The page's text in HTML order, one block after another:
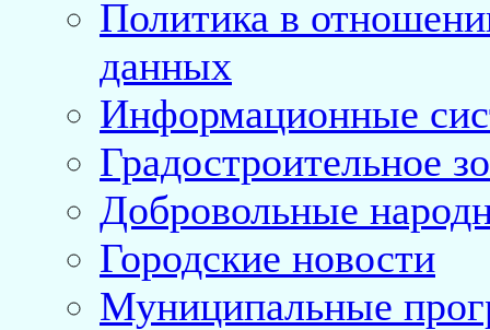
Политика в
данных
Информационные
Градостроительное
Добровольные
Городские новости
Муниципальные